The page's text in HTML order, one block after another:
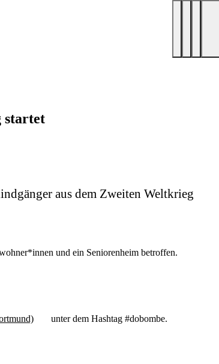
startet
aus dem Zweiten Weltkrieg
und ein Seniorenheim betroffen.
unter dem Hashtag #dobombe.